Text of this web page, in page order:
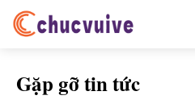
Gặp gỡ tin tức